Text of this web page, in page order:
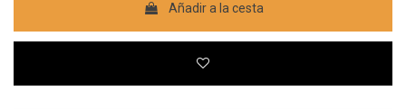
Añadir a la cesta